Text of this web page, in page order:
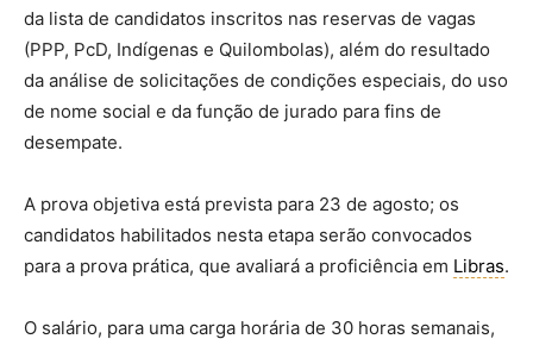
da lista de candidatos inscritos nas reservas de vagas
(PPP, PcD, Indígenas e Quilombolas), além do resultado
da análise de solicitações de condições especiais, do uso
de nome social e da função de jurado para fins de
desempate.
A prova objetiva está prevista para 23 de agosto; os
candidatos habilitados nesta etapa serão convocados
para a prova prática, que avaliará a proficiência em Libras.
O salário, para uma carga horária de 30 horas semanais,